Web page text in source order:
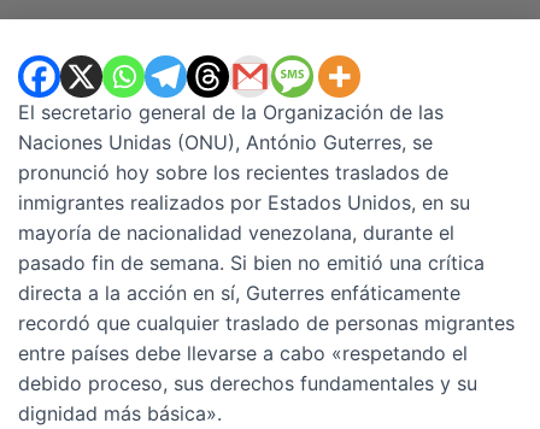
El secretario general de la Organización de las
Naciones Unidas (ONU), António Guterres, se
pronunció hoy sobre los recientes traslados de
inmigrantes realizados por Estados Unidos, en su
mayoría de nacionalidad venezolana, durante el
pasado fin de semana. Si bien no emitió una crítica
directa a la acción en sí, Guterres enfáticamente
recordó que cualquier traslado de personas migrantes
entre países debe llevarse a cabo «respetando el
debido proceso, sus derechos fundamentales y su
dignidad más básica».